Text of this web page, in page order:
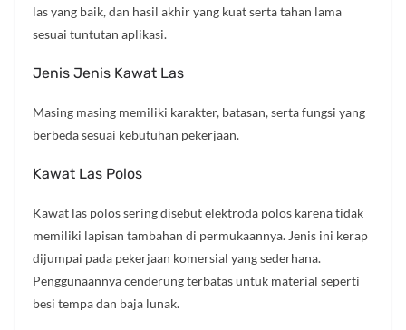
las yang baik, dan hasil akhir yang kuat serta tahan lama
sesuai tuntutan aplikasi.
Jenis Jenis Kawat Las
Masing masing memiliki karakter, batasan, serta fungsi yang
berbeda sesuai kebutuhan pekerjaan.
Kawat Las Polos
Kawat las polos sering disebut elektroda polos karena tidak
memiliki lapisan tambahan di permukaannya. Jenis ini kerap
dijumpai pada pekerjaan komersial yang sederhana.
Penggunaannya cenderung terbatas untuk material seperti
besi tempa dan baja lunak.